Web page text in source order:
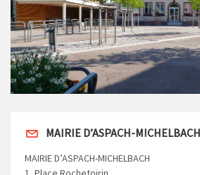
MAIRIE D’ASPACH-MICHELBACH
MAIRIE D’ASPACH-MICHELBACH